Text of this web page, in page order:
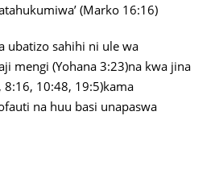
(Marko 16:16)
ubatizo sahihi ni ule wa
mengi (Yohana 3:23)na kwa jina
8:16, 10:48, 19:5)kama
na huu basi unapaswa